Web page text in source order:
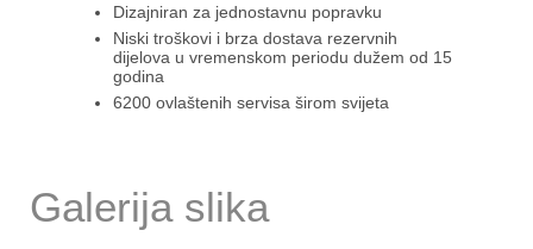
Dizajniran za jednostavnu popravku
Niski troškovi i brza dostava rezervnih
dijelova u vremenskom periodu dužem od 15
godina
6200 ovlaštenih servisa širom svijeta
Galerija slika